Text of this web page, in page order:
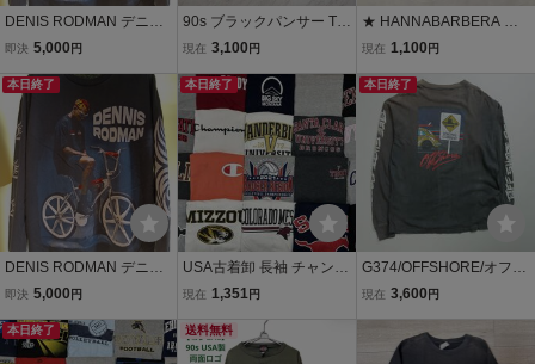
DENIS RODMAN デニス
ロッドマン USA 長袖Tシ
バスケ バスケットボ
ール フェード
即決 5,000 円
90s ブラックパンサー Tシ
ャツ XL USA製 Trinity Pro
ェイス ヴィンテージ vinta
ge 古着 animal 動物
現在 3,100 円
★ HANNABARBERA ケ
ンケン L ロンT 長袖 Tシャ
チキマシン猛レース キャ
ラクター メンズ 古着 紺
現状品
現在 1,100 円
本日終了
DENIS RODMAN デニス
ロッドマン USA 長袖Tシ
Lサイズ バスケットボー
ル NBA 球技 古着
即決 5,000 円
本日終了
USA古着卸 長袖 チャンピ
オン ロンTシャツ 20 枚 セ
ート 卸売り アメリカ古着
まとめ売り 大量 アメリカ
現在 1,351円
本日終了
G374/OFFSHORE/オフシ
ョア/90s/アメリカ製/長袖/
ド/ヴィンテージ/
現在 3,600 円
本日終了 送料無料